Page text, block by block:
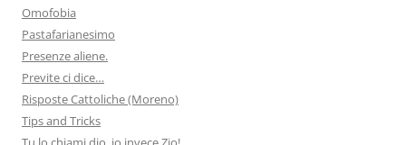
Omofobia
Pastafarianesimo
Presenze aliene.
Previte ci dice…
Risposte Cattoliche (Moreno)
Tips and Tricks